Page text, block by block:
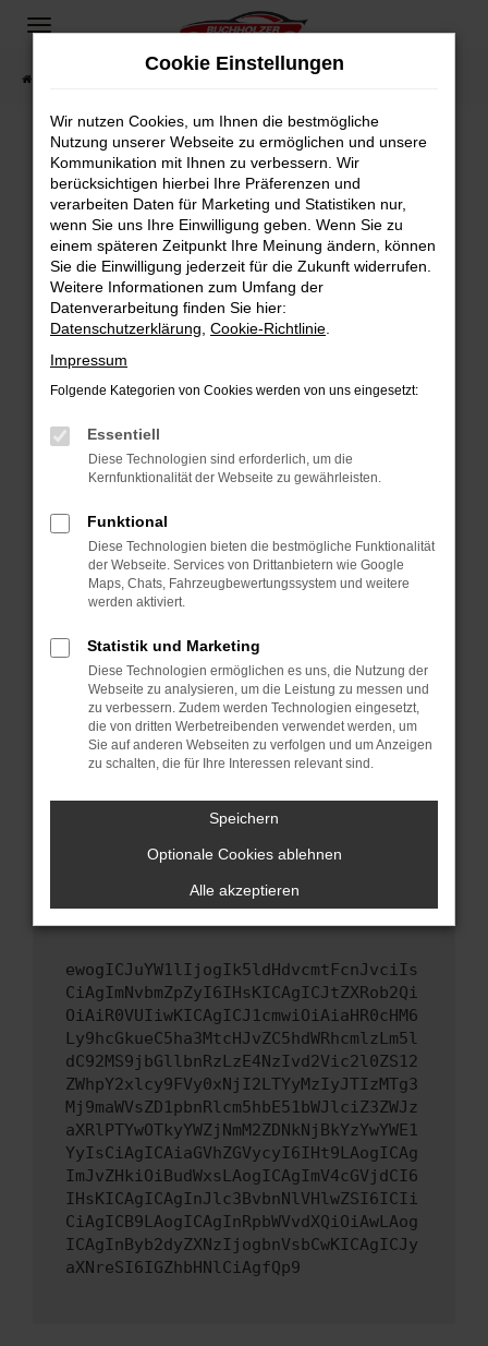
Zum
springen
Fahrzeugsuche
Fehler: Network Error
Beim Laden ist ein Fehler aufgetreten.
Hier sind ein paar Tipps, die dir helfen können:
Überprüfe deine Firewall und deine
Internetverbindung.
Laden andere Webseiten, zum Beispiel deine
Suchmaschine?
Prüfe deine Browsererweiterungen.
können das Laden bestimmter Seiten
verhindern. Funktioniert die Seite in einem
anderen Browser oder in einem privaten
Starte dein Gerät neu.
Das kann manchmal helfen, vorübergehende
Probleme zu beheben.
Betriebssystem auf dem neuesten Stand
sind.
Veraltete Software birgt nicht nur ein
Sicherheitsrisiko, sondern kann auch dazu
führen, dass bestimmte Funktionen nicht mehr
unterstützt werden.
Wende dich an den Webseitenbetreiber.
Wenn du alle oben genannten Schritte versucht
hast, kontaktiere uns bitte. Wir werden
versuchen, das Problem zu beheben. Du kannst
uns diesen Text schicken, um uns bei der
ewogICJuYW1lIjogIk5ldHdvcmtFcnJvciIs
CiAgImNvbmZpZyI6IHsKICAgICJtZXRob2Qi
OiAiR0VUIiwKICAgICJ1cmwiOiAiaHR0cHM6
Ly9hcGkueC5ha3MtcHJvZC5hdWRhcmlzLm5l
dC92MS9jbGllbnRzLzE4NzIvd2Vic2l0ZS12
ZWhpY2xlcy9FVy0xNjI2LTYyMzIyJTIzMTg3
Mj9maWVsZD1pbnRlcm5hbE51bWJlciZ3ZWJz
aXRlPTYwOTkyYWZjNmM2ZDNkNjBkYzYwYWE1
YyIsCiAgICAiaGVhZGVycyI6IHt9LAogICAg
ImJvZHkiOiBudWxsLAogICAgImV4cGVjdCI6
IHsKICAgICAgInJlc3BvbnNlVHlwZSI6ICIi
CiAgICB9LAogICAgInRpbWVvdXQiOiAwLAog
ICAgInByb2dyZXNzIjogbnVsbCwKICAgICJy
aXNreSI6IGZhbHNlCiAgfQp9
Cookie Einstellungen
Wir nutzen Cookies, um Ihnen die bestmögliche
Nutzung unserer Webseite zu ermöglichen und unsere
Kommunikation mit Ihnen zu verbessern. Wir
berücksichtigen hierbei Ihre Präferenzen und
verarbeiten Daten für Marketing und Statistiken nur,
wenn Sie uns Ihre Einwilligung geben. Wenn Sie zu
einem späteren Zeitpunkt Ihre Meinung ändern, können
Sie die Einwilligung jederzeit für die Zukunft widerrufen.
Weitere Informationen zum Umfang der
Datenverarbeitung finden Sie hier:
Datenschutzerklärung Cookie-Richtlinie
Impressum
Folgende Kategorien von Cookies werden von uns eingesetzt:
Essentiell
Diese Technologien sind erforderlich, um die
Kernfunktionalität der Webseite zu gewährleisten.
Funktional
Diese Technologien bieten die bestmögliche Funktionalität
der Webseite. Services von Drittanbietern wie Google
Maps, Chats, Fahrzeugbewertungssystem und weitere
werden aktiviert.
Statistik und Marketing
Diese Technologien ermöglichen es uns, die Nutzung der
Webseite zu analysieren, um die Leistung zu messen und
zu verbessern. Zudem werden Technologien eingesetzt,
die von dritten Werbetreibenden verwendet werden, um
Sie auf anderen Webseiten zu verfolgen und um Anzeigen
zu schalten, die für Ihre Interessen relevant sind.
Speichern
Optionale Cookies ablehnen
Alle akzeptieren